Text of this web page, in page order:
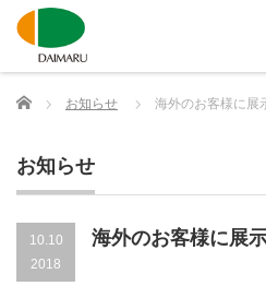
Home お知らせ 海外のお客様に展
お知らせ
10.10
2018
海外のお客様に展